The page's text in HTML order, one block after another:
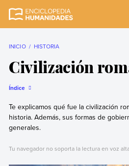
completa y más
INICIO HISTORIA
Civilización
Índice
Te explicamos qué fue la civilización
historia. Además, sus formas de
generales.
Tu navegador no soporta la lectura en voz